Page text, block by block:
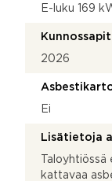
E-luku 169
2026
Ei
Lisätietoja
kattavaa